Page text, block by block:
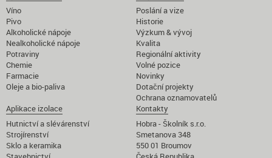
Víno
Pivo
Alkoholické nápoje
Nealkoholické nápoje
Potraviny
Chemie
Farmacie
Oleje a bio-paliva
Aplikace izolace
Hutnictví a slévárenství
Strojírenství
Sklo a keramika
Poslání a vize
Historie
Výzkum & vývoj
Kvalita
Regionální aktivity
Volné pozice
Novinky
Dotační projekty
Ochrana oznamovatelů
Kontakty
Hobra - Školník s.r.o.
Smetanova 348
550 01 Broumov